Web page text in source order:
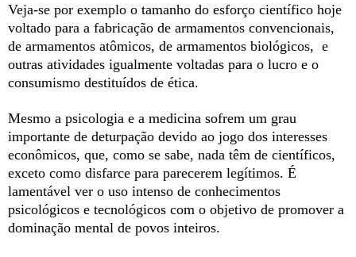
Veja-se por exemplo o tamanho do esforço científico hoje
voltado para a fabricação de armamentos convencionais,
de armamentos atômicos, de armamentos biológicos, e
outras atividades igualmente voltadas para o lucro e o
consumismo destituídos de ética.
Mesmo a psicologia e a medicina sofrem um grau
importante de deturpação devido ao jogo dos interesses
econômicos, que, como se sabe, nada têm de científicos,
exceto como disfarce para parecerem legítimos. É
lamentável ver o uso intenso de conhecimentos
psicológicos e tecnológicos com o objetivo de promover a
dominação mental de povos inteiros.